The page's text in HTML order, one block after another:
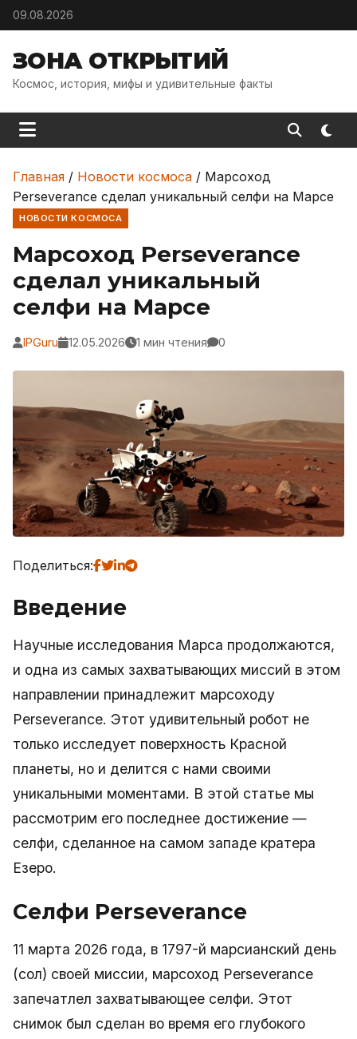
Skip to content
09.08.2026
ЗОНА ОТКРЫТИЙ
Космос, история, мифы и удивительные факты
Главная / Новости космоса / Марсоход
Perseverance сделал уникальный селфи на Марсе
НОВОСТИ КОСМОСА
Марсоход Perseverance
сделал уникальный
селфи на Марсе
IPGuru 12.05.2026 1 мин чтения 0
Поделиться:
Введение
Научные исследования Марса продолжаются,
и одна из самых захватывающих миссий в этом
направлении принадлежит марсоходу
Perseverance. Этот удивительный робот не
только исследует поверхность Красной
планеты, но и делится с нами своими
уникальными моментами. В этой статье мы
рассмотрим его последнее достижение —
селфи, сделанное на самом западе кратера
Езеро.
Селфи Perseverance
11 марта 2026 года, в 1797-й марсианский день
(сол) своей миссии, марсоход Perseverance
запечатлел захватывающее селфи. Этот
снимок был сделан во время его глубокого